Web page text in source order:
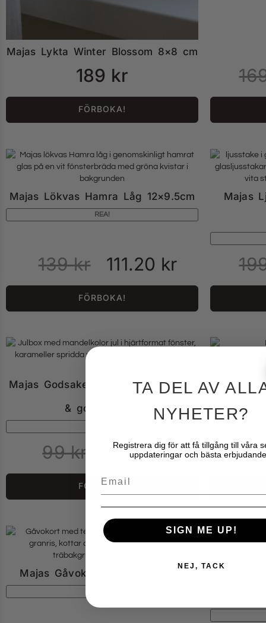
Majas Lykta Winter Blossom 8×8 cm
189 kr
FÖRBOKA!
Majas Lökvas Hamra Låg 12×9.5cm
REA!
139kr 111.20 kr
FÖRBOKA!
Majas
Majas Godsaker – En riktigt god jul
& gott nytt år!
99kr 79.20kr
FÖRBOKA!
Majas Gåvokort God Jul 7x9cm
TA DEL AV
NYHETER?
Registrera dig för att få tillgång till våra
uppdateringar och bästa
Email
SIGN ME UP!
NEJ, TACK